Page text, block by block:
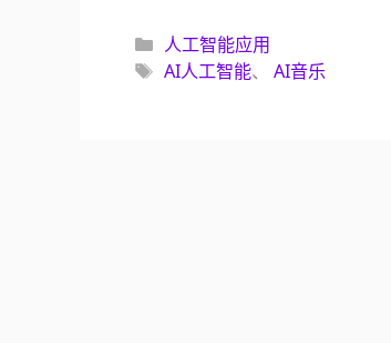
分
类
人工智能应用
标
AI人工智能、 AI音乐